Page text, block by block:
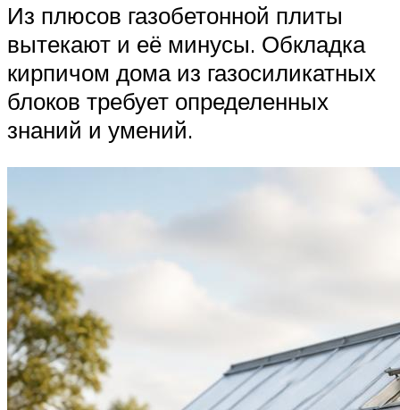
Из плюсов газобетонной плиты
вытекают и её минусы. Обкладка
кирпичом дома из газосиликатных
блоков требует определенных
знаний и умений.